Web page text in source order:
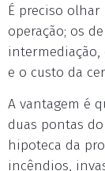
É preciso olhar
operação; os
intermediação,
e o custo da
A vantagem é
duas pontas
hipoteca da
incêndios,